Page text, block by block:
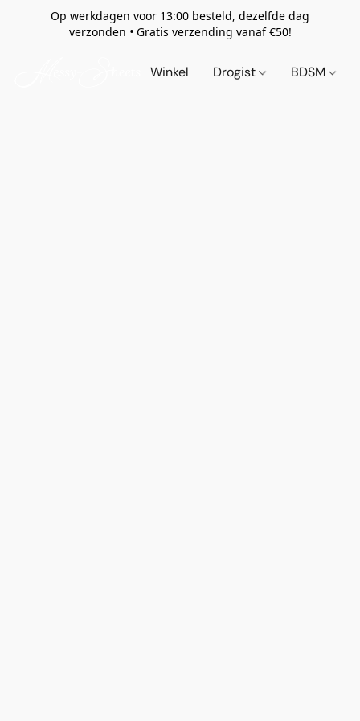
Op werkdagen voor 13:00 besteld, dezelfde dag
verzonden • Gratis verzending vanaf €50!
Winkel Drogist BDSM